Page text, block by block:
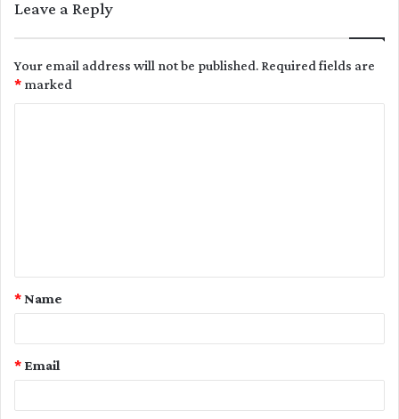
Leave a Reply
Your email address will not be published.Required fields are
marked
*
t
Name
*
Email
*